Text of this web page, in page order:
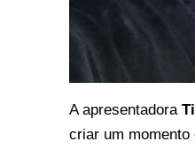
A apresentadora
criar um momento